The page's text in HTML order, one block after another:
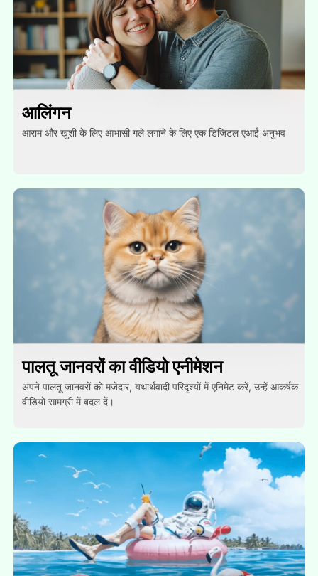
आलिंगन
आराम और खुशी के लिए आभासी गले लगाने के लिए एक डिजिटल एआई अनुभव
पालतू जानवरों का वीडियो एनीमेशन
अपने पालतू जानवरों को मजेदार, यथार्थवादी परिदृश्यों में एनिमेट करें, उन्हें आकर्षक
वीडियो सामग्री में बदल दें।